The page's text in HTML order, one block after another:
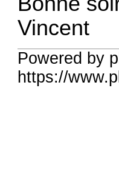
Vincent
Powered by
https://